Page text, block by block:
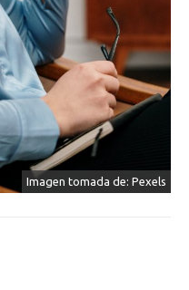
Imagen tomada de: Pexels